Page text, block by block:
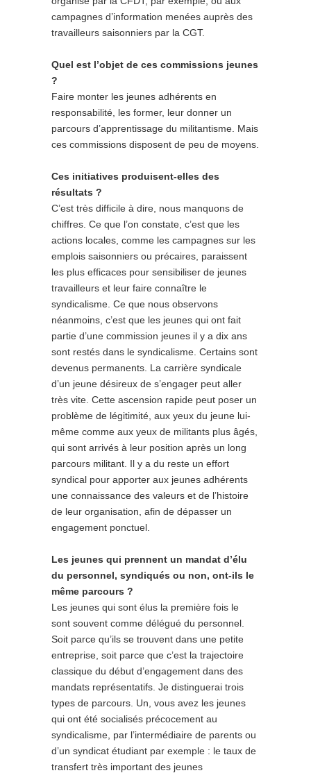
campagnes d’information menées auprès des
travailleurs saisonniers par la CGT.
Quel est l’objet de ces commissions jeunes
?
Faire monter les jeunes adhérents en
responsabilité, les former, leur donner un
parcours d’apprentissage du militantisme. Mais
ces commissions disposent de peu de moyens.
Ces initiatives produisent-elles des
résultats ?
C’est très difficile à dire, nous manquons de
chiffres. Ce que l’on constate, c’est que les
actions locales, comme les campagnes sur les
emplois saisonniers ou précaires, paraissent
les plus efficaces pour sensibiliser de jeunes
travailleurs et leur faire connaître le
syndicalisme. Ce que nous observons
néanmoins, c’est que les jeunes qui ont fait
partie d’une commission jeunes il y a dix ans
sont restés dans le syndicalisme. Certains sont
devenus permanents. La carrière syndicale
d’un jeune désireux de s’engager peut aller
très vite. Cette ascension rapide peut poser un
problème de légitimité, aux yeux du jeune lui-
même comme aux yeux de militants plus âgés,
qui sont arrivés à leur position après un long
parcours militant. Il y a du reste un effort
syndical pour apporter aux jeunes adhérents
une connaissance des valeurs et de l’histoire
de leur organisation, afin de dépasser un
engagement ponctuel.
Les jeunes qui prennent un mandat d’élu
du personnel, syndiqués ou non, ont-ils le
même parcours ?
Les jeunes qui sont élus la première fois le
sont souvent comme délégué du personnel.
Soit parce qu’ils se trouvent dans une petite
entreprise, soit parce que c’est la trajectoire
classique du début d’engagement dans des
mandats représentatifs. Je distinguerai trois
types de parcours. Un, vous avez les jeunes
qui ont été socialisés précocement au
syndicalisme, par l’intermédiaire de parents ou
d’un syndicat étudiant par exemple : le taux de
transfert très important des jeunes